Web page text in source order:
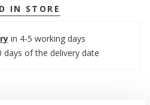
IN STORE
in 4-5 working days
days of the delivery date